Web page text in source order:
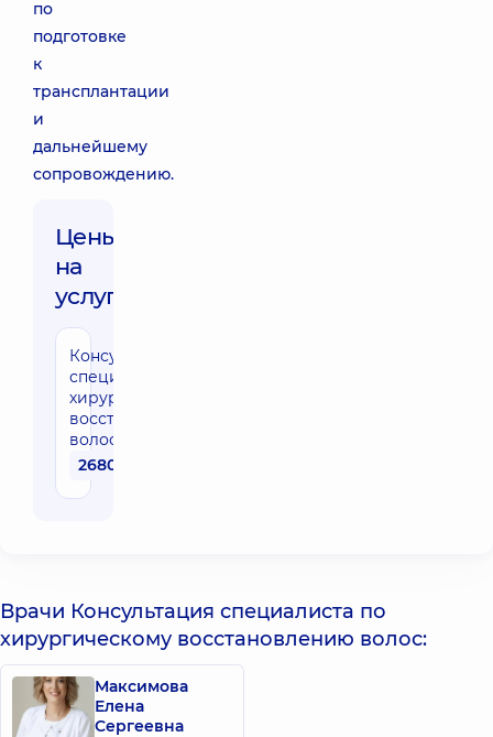
по
подготовке
к
трансплантации
и
дальнейшему
сопровождению.
Цены
на
услуги:
Консультация
специалиста по
хирургическому
восстановлению
волос
2680 грн
Врачи Консультация специалиста по
хирургическому восстановлению волос:
Максимова
Елена
Сергеевна